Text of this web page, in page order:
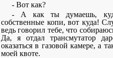
- Вот как?
- А как ты думаешь,
собственные копи, вот куда!
ведь говорил тебе, что
Да, я отдал трансмутатор
оказаться в газовой камере, а
моей квоте.